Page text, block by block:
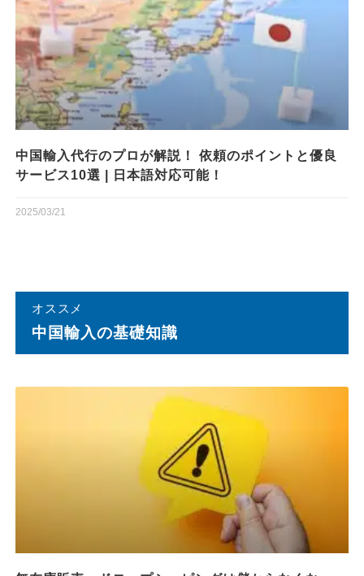
中国輸入代行のプロが解説！ 依頼のポイントと優良
サービス10選 | 日本語対応可能！
2025/03/21
オススメ
中国輸⼊の基礎知識